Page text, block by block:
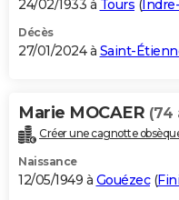
24/02/1933 à Tours (
Décès
27/01/2024 à Saint-
Marie MOCAER (74
Créer une cagnotte
Naissance
12/05/1949 à Gouézec(